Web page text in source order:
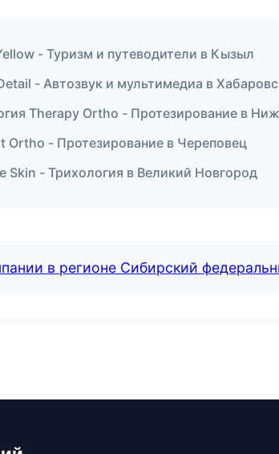
- Туризм и путеводители в Кызыл
- Автозвук и мультимедиа в
Therapy Ortho - Протезирование в
Ortho - Протезирование в Череповец
Skin - Трихология в Великий Новгород
в регионе Сибирский